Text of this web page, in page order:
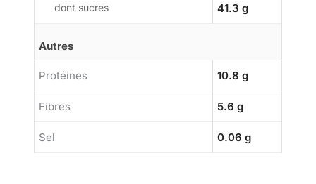
dont sucres 41.3 g
Autres
Protéines 10.8 g
Fibres 5.6 g
Sel 0.06 g